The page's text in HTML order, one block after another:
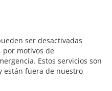
ser desactivadas
por motivos de
Estos servicios son
están fuera de nuestro